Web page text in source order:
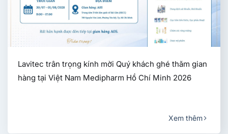
Lavitec trân trọng kính mời Quý khách ghé thăm gian
hàng tại Việt Nam Medipharm Hồ Chí Minh 2026
Xem thêm